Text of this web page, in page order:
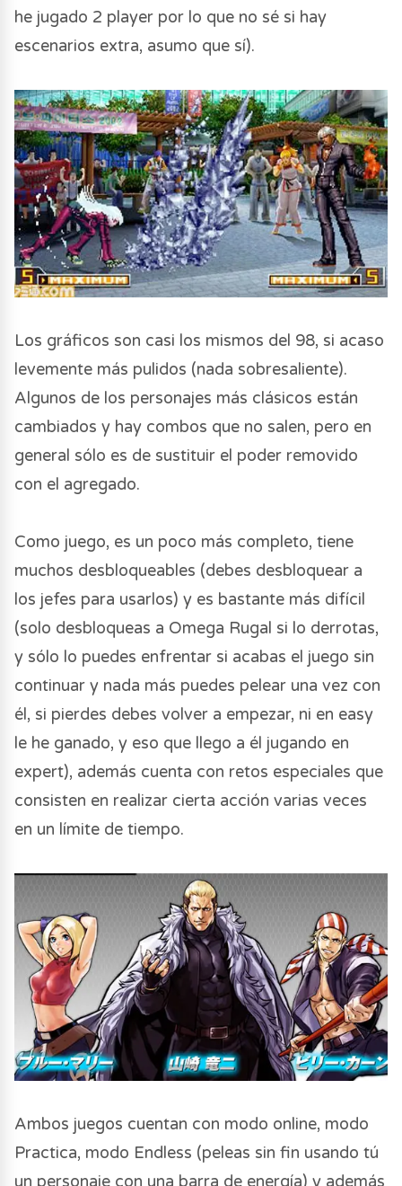
he jugado 2 player por lo que no sé si hay
escenarios extra, asumo que sí).
Los gráficos son casi los mismos del 98, si acaso
levemente más pulidos (nada sobresaliente).
Algunos de los personajes más clásicos están
cambiados y hay combos que no salen, pero en
general sólo es de sustituir el poder removido
con el agregado.
Como juego, es un poco más completo, tiene
muchos desbloqueables (debes desbloquear a
los jefes para usarlos) y es bastante más difícil
(solo desbloqueas a Omega Rugal si lo derrotas,
y sólo lo puedes enfrentar si acabas el juego sin
continuar y nada más puedes pelear una vez con
él, si pierdes debes volver a empezar, ni en easy
le he ganado, y eso que llego a él jugando en
expert), además cuenta con retos especiales que
consisten en realizar cierta acción varias veces
en un límite de tiempo.
Ambos juegos cuentan con modo online, modo
Practica, modo Endless (peleas sin fin usando tú
un personaje con una barra de energía) y además